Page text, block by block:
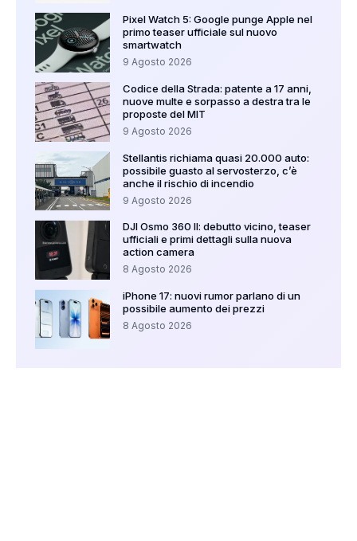
Pixel Watch 5: Google punge Apple nel
primo teaser ufficiale sul nuovo
smartwatch
9 Agosto 2026
Codice della Strada: patente a 17 anni,
nuove multe e sorpasso a destra tra le
proposte del MIT
9 Agosto 2026
Stellantis richiama quasi 20.000 auto:
possibile guasto al servosterzo, c’è
anche il rischio di incendio
9 Agosto 2026
DJI Osmo 360 II: debutto vicino, teaser
ufficiali e primi dettagli sulla nuova
action camera
8 Agosto 2026
iPhone 17: nuovi rumor parlano di un
possibile aumento dei prezzi
8 Agosto 2026